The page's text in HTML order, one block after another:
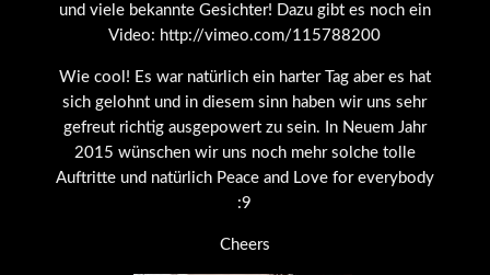
und viele bekannte Gesichter! Dazu gibt es noch ein
Video: http://vimeo.com/115788200
Wie cool! Es war natürlich ein harter Tag aber es hat
sich gelohnt und in diesem sinn haben wir uns sehr
gefreut richtig ausgepowert zu sein. In Neuem Jahr
2015 wünschen wir uns noch mehr solche tolle
Auftritte und natürlich Peace and Love for everybody
:9
Cheers